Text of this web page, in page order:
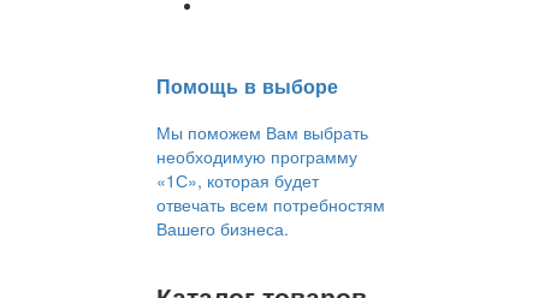
Помощь в выборе
Мы поможем Вам выбрать
необходимую программу
«1С», которая будет
отвечать всем потребностям
Вашего бизнеса.